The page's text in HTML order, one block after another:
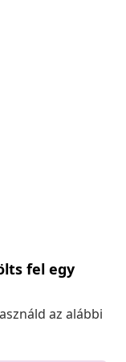
fel egy
az alábbi